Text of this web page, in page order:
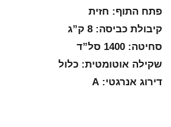
פתח התוף: חזית
קיבולת כביסה: 8 ק”ג
סחיטה: 1400 סל”ד
שקילה אוטומטית: כלול
דירוג אנרגטי: A